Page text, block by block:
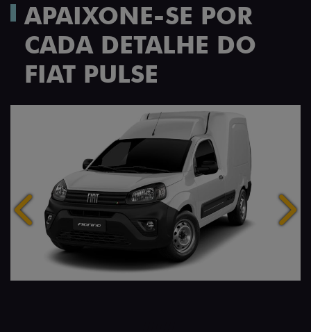
APAIXONE-SE POR
CADA DETALHE DO
FIAT PULSE
Anterior